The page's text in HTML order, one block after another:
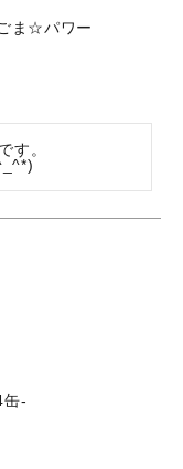
ま☆パワー
す。
-